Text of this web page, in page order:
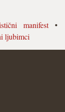
manifest•
ljubimci